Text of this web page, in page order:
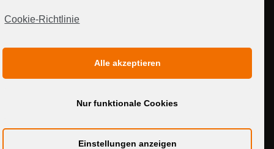
MEDIADATEN
Cookie-Richtlinie
Alle akzeptieren
Nur funktionale Cookies
Einstellungen anzeigen